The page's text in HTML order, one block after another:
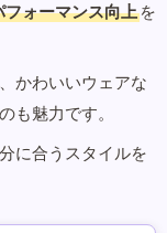
フォーマンス向上 を
かわいいウェアな
も魅力です。
に合うスタイルを